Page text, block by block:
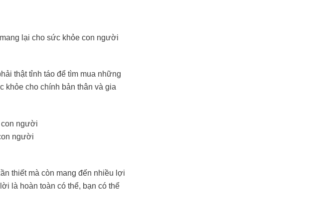
lại cho sức khỏe con người
thật tỉnh táo để tìm mua những
khỏe cho chính bản thân và gia
người
thiết mà còn mang đến nhiều lợi
là hoàn toàn có thể, bạn có thể